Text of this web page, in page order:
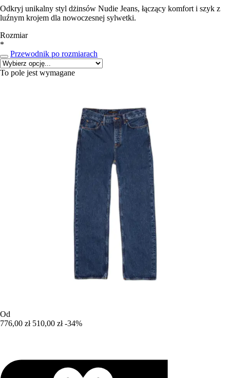
Odkryj unikalny styl dżinsów Nudie Jeans, łączący komfort i szyk z
luźnym krojem dla nowoczesnej sylwetki.
Rozmiar
*
Przewodnik po rozmiarach
To pole jest wymagane
Od
776,00 zł 510,00 zł -34%